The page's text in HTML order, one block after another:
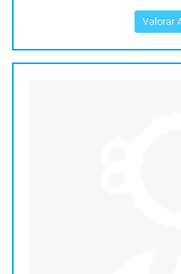
Valorar